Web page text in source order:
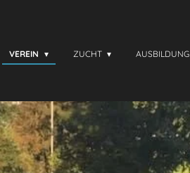
VEREIN ZUCHT AUSBILDUNG